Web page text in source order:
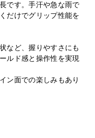
です。手汗や急な雨で
だけでグリップ性能を
など、握りやすさにも
ルド感と操作性を実現
ン面での楽しみもあり